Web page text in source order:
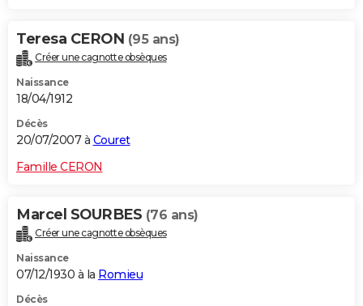
Teresa CERON (95 ans)
Créer une cagnotte obsèques
Naissance
18/04/1912
Décès
20/07/2007 à Couret
Famille CERON
Marcel SOURBES (76 ans)
Créer une cagnotte obsèques
Naissance
07/12/1930 à la Romieu
Décès